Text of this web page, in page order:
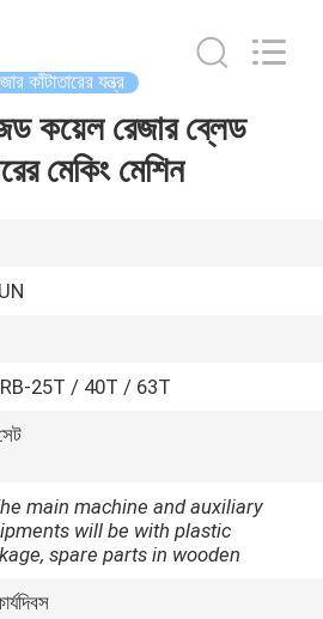
কাঁটাতারের যন্ত্র
কয়েল রেজার ব্লেড
মেকিং মেশিন
25T / 40T / 63T
main machine and auxiliary
will be with plastic
spare parts in wooden